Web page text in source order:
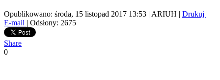
Opublikowano: środa, 15 listopad 2017 13:53 | ARIUH | Drukuj |
E-mail | Odsłony: 2675
Share
0